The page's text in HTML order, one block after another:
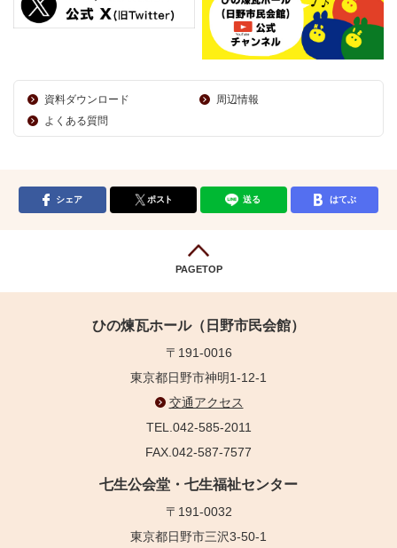
資料ダウンロード
周辺情報
よくある質問
シェア ポスト 送る はてぶ
PAGETOP
ひの煉瓦ホール（日野市民会館）
〒191-0016
東京都日野市神明1-12-1
交通アクセス
TEL.042-585-2011
FAX.042-587-7577
七生公会堂・七生福祉センター
〒191-0032
東京都日野市三沢3-50-1